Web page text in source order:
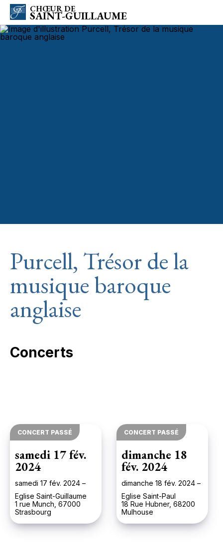
Purcell, Trésor de la
musique baroque
anglaise
Concerts
CONCERT PASSÉ
samedi 17 fév.
2024
samedi 17 fév. 2024 –
Eglise Saint-Guillaume
1 rue Munch, 67000
Strasbourg
CONCERT PASSÉ
dimanche 18
fév. 2024
dimanche 18 fév. 2024 –
Eglise Saint-Paul
18 Rue Hubner, 68200
Mulhouse
CHŒUR DE
SAINT-GUILLAUME